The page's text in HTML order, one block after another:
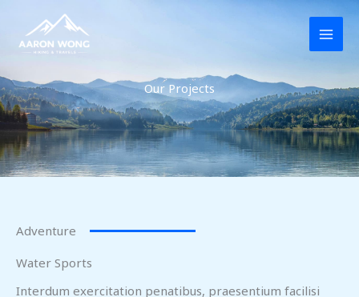
content
Our Projects
Adventure
Water Sports
Interdum exercitation penatibus, praesentium facilisi